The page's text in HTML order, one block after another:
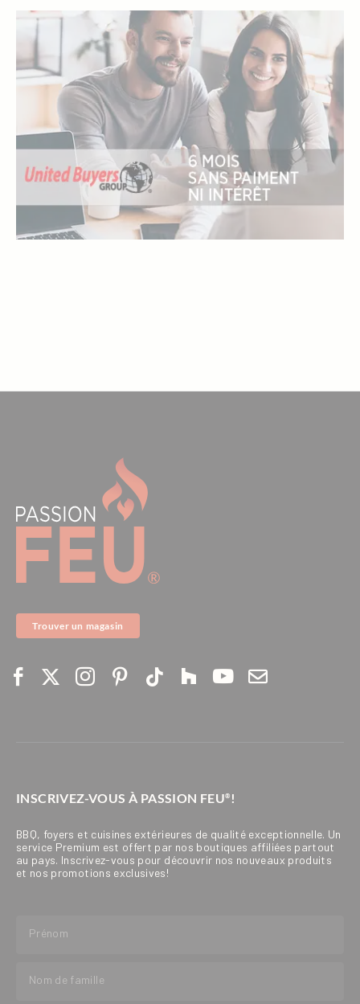
Trouver un magasin
INSCRIVEZ-VOUS À PASSION FEU® !
BBQ, foyers et cuisines extérieures de qualité exceptionnelle. Un
service Premium est offert par nos boutiques affiliées partout
au pays. Inscrivez-vous pour découvrir nos nouveaux produits
et nos promotions exclusives!